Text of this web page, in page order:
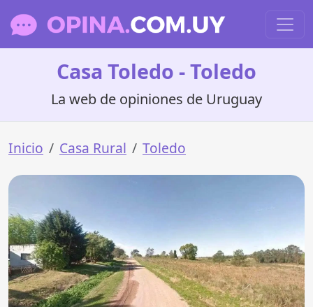
Casa Toledo - Toledo
La web de opiniones de Uruguay
Inicio Casa Rural Toledo